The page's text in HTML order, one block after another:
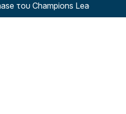
Champions League (ΦΩΤΟ)